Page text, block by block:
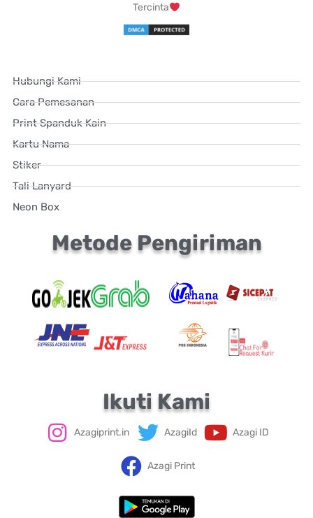
Tercinta
Hubungi Kami
Cara Pemesanan
Print Spanduk Kain
Kartu Nama
Stiker
Tali Lanyard
Neon Box
Metode Pengiriman
Ikuti Kami
Azagiprint.in AzagiId Azagi ID
Azagi Print